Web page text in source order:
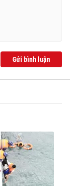
Gửi bình luận